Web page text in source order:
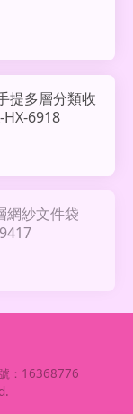
提多層分類收
HX-6918
網紗文件袋
： 16368776